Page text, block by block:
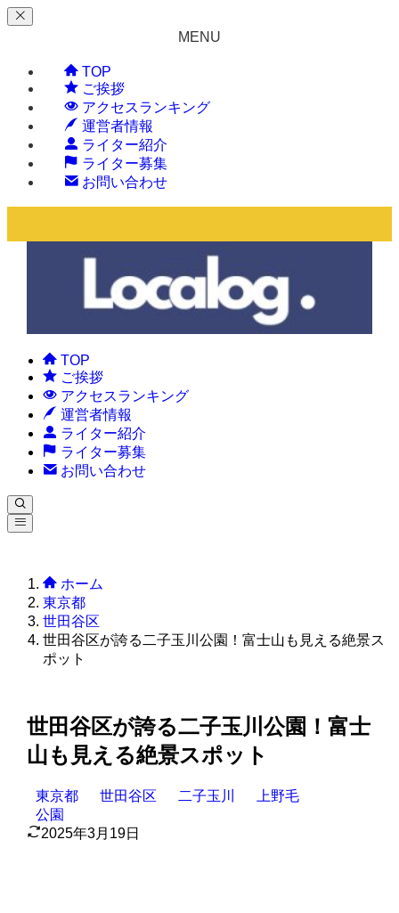
MENU
TOP
ご挨拶
アクセスランキング
運営者情報
ライター紹介
ライター募集
お問い合わせ
TOP
ご挨拶
アクセスランキング
運営者情報
ライター紹介
ライター募集
お問い合わせ
ホーム
東京都
世田谷区
世田谷区が誇る二子玉川公園！富士山も見える絶景ス
ポット
世田谷区が誇る二子玉川公園！富士
山も見える絶景スポット
東京都 世田谷区 二子玉川
上野毛
公園
2025年3月19日